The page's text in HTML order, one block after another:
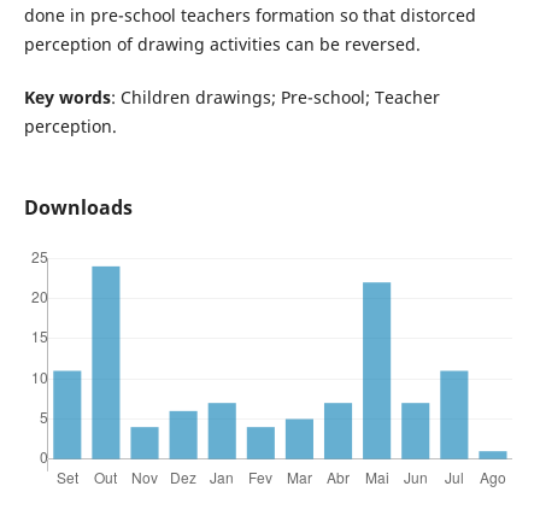
done in pre-school teachers formation so that distorced
perception of drawing activities can be reversed.
Key words: Children drawings; Pre-school; Teacher
perception.
Downloads